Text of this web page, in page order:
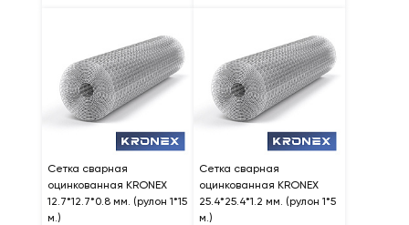
Сетка сварная
оцинкованная KRONEX
12.7*12.7*0.8 мм. (рулон 1*15
м.)
Сетка сварная
оцинкованная KRONEX
25.4*25.4*1.2 мм. (рулон 1*5
м.)